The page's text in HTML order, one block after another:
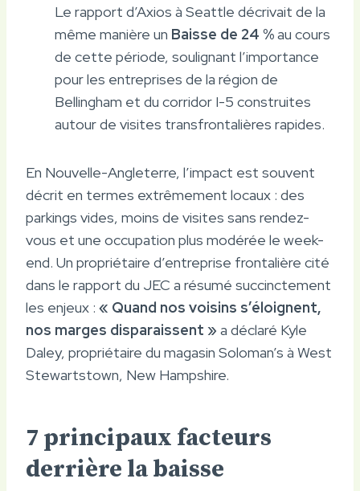
Le rapport d’Axios à Seattle décrivait de la
même manière un Baisse de 24 %au cours
de cette période, soulignant l’importance
pour les entreprises de la région de
Bellingham et du corridor I-5 construites
autour de visites transfrontalières rapides.
En Nouvelle-Angleterre, l’impact est souvent
décrit en termes extrêmement locaux : des
parkings vides, moins de visites sans rendez-
vous et une occupation plus modérée le week-
end. Un propriétaire d’entreprise frontalière cité
dans le rapport du JEC a résumé succinctement
les enjeux : « Quand nos voisins s’éloignent,
nos marges disparaissent » a déclaré Kyle
Daley, propriétaire du magasin Soloman’s à West
Stewartstown, New Hampshire.
7 principaux facteurs
derrière la baisse